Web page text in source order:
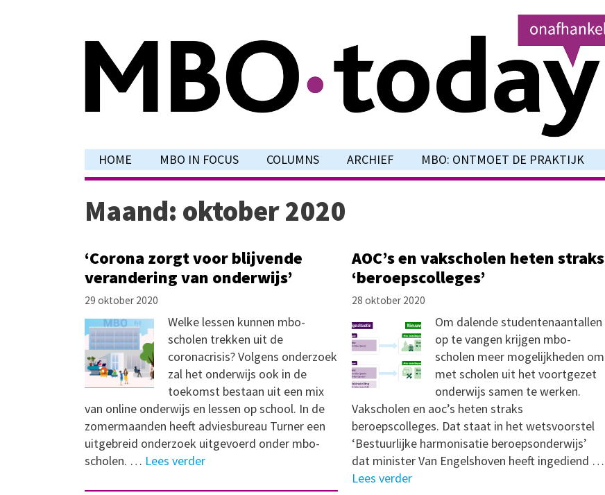
HOME MBO IN FOCUS COLUMNS ARCHIEF MBO: ONTMOET DE PRAKTIJK
Maand: oktober 2020
‘Corona zorgt voor blijvende
verandering van onderwijs’
29 oktober 2020
Welke lessen kunnen mbo-
scholen trekken uit de
coronacrisis? Volgens onderzoek
zal het onderwijs ook in de
toekomst bestaan uit een mix
van online onderwijs en lessen op school. In de
zomermaanden heeft adviesbureau Turner een
uitgebreid onderzoek uitgevoerd onder mbo-
scholen. … Lees verder
AOC’s en vakscholen heten straks
‘beroepscolleges’
28 oktober 2020
Om dalende studentenaantallen
op te vangen krijgen mbo-
scholen meer mogelijkheden om
met scholen uit het voortgezet
onderwijs samen te werken.
Vakscholen en aoc’s heten straks
beroepscolleges. Dat staat in het wetsvoorstel
‘Bestuurlijke harmonisatie beroepsonderwijs’
dat minister Van Engelshoven heeft ingediend …
Lees verder